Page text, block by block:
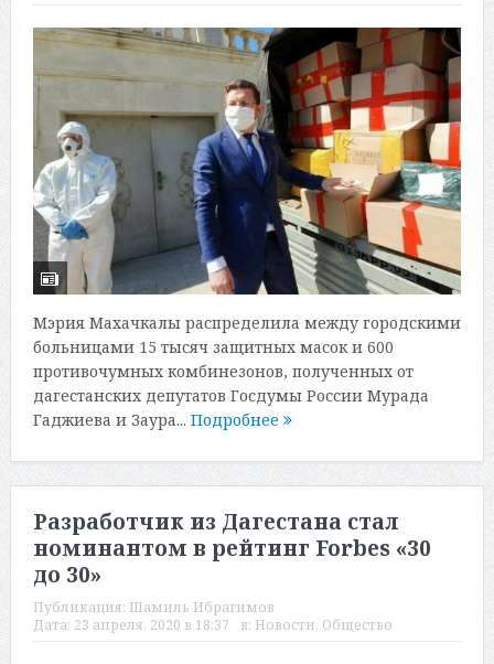
Мэрия Махачкалы распределила между городскими
больницами 15 тысяч защитных масок и 600
противочумных комбинезонов, полученных от
дагестанских депутатов Госдумы России Мурада
Гаджиева и Заура... Подробнее
Разработчик из Дагестана стал
номинантом в рейтинг Forbes «30
до 30»
Публикация: Шамиль Ибрагимов
Дата: 23 апреля, 2020 в 18:37 в: Новости, Общество